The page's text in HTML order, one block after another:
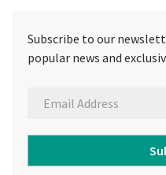
Subscribe to our
popular news and